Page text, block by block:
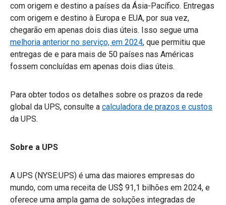
com origem e destino a países da Ásia-Pacífico. Entregas
com origem e destino à Europa e EUA, por sua vez,
chegarão em apenas dois dias úteis. Isso segue uma
melhoria anterior no serviço, em 2024, que permitiu que
entregas de e para mais de 50 países nas Américas
fossem concluídas em apenas dois dias úteis.
Para obter todos os detalhes sobre os prazos da rede
global da UPS, consulte a calculadora de prazos e custos
da UPS.
Sobre a UPS
A UPS (NYSE:UPS) é uma das maiores empresas do
mundo, com uma receita de US$ 91,1 bilhões em 2024, e
oferece uma ampla gama de soluções integradas de